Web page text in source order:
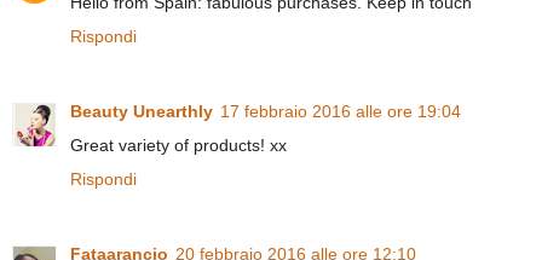
Rispondi
Beauty Unearthly 17 febbraio 2016 alle ore 19:04
Great variety of products! xx
Rispondi
Fataarancio 20 febbraio 2016 alle ore 12:10